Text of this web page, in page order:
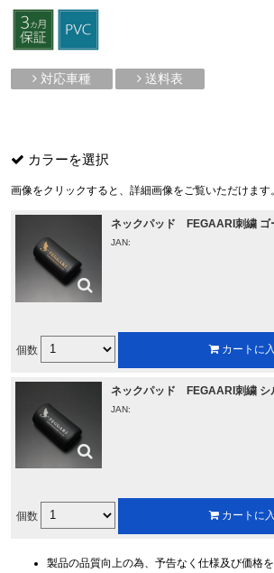
対応車種 送料表
カラーを選択
画像をクリックすると、詳細画像をご覧いただけます。
ネックパッド FEGAARI刺繍 ゴ
JAN:
個数 カートに
ネックパッド FEGAARI刺繍 シ
JAN:
個数 カートに
製品の品質向上の為、予告なく仕様及び価格